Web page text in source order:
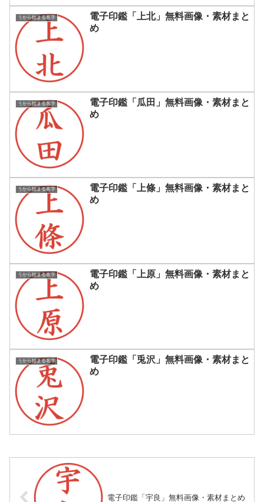
うから始まる名字
電子印鑑「上北」無料画像・素材まと
め
うから始まる名字
電子印鑑「瓜田」無料画像・素材まと
め
うから始まる名字
電子印鑑「上條」無料画像・素材まと
め
うから始まる名字
電子印鑑「上原」無料画像・素材まと
め
うから始まる名字
電子印鑑「兎沢」無料画像・素材まと
め
電子印鑑「宇良」無料画像・素材まとめ